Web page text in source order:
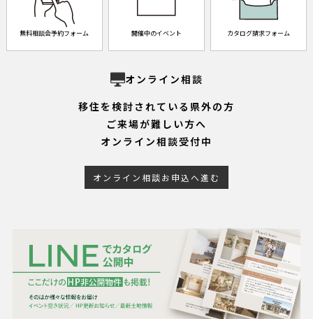
無料相談会予約フォーム 開催中のイベント カタログ請求フォーム
オンライン相談
移住を検討されている県外の方
ご来場が難しい方へ
オンライン相談受付中
オンライン相談お申込へ進む